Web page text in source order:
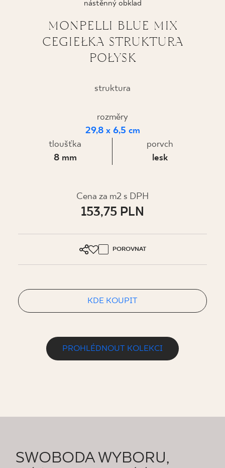
O NÁS
MŮJ PROFIL
KONTAKT
PL EN UK RU
nástěnný obklad
MONPELLI BLUE MIX
CEGIEŁKA STRUKTURA
POŁYSK
struktura
rozměry
29,8 x 6,5 cm
tloušťka
8 mm
porvch
lesk
Cena za m2 s DPH
153,75 PLN
POROVNAT
KDE KOUPIT
PROHLÉDNOUT KOLEKCI
SWOBODA WYBORU,